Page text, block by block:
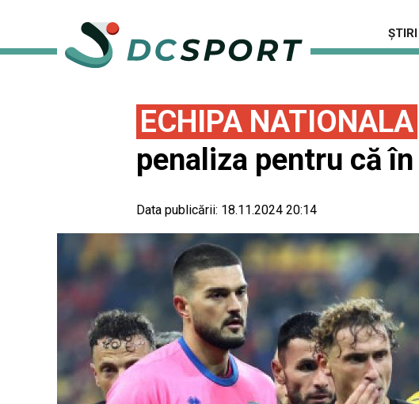
ȘTIRI
ECHIPA NATIONALA
penaliza pentru că
Data publicării: 18.11.2024 20:14